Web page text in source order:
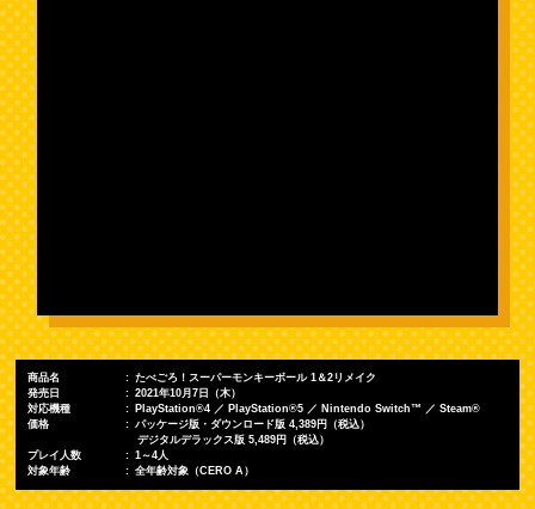
商品名
たべごろ！スーパーモンキーボール 1＆2リメイク
発売日
2021年10月7日（木）
対応機種
PlayStation®4 ／ PlayStation®5 ／ Nintendo Switch™ ／ Steam®
価格
パッケージ版・ダウンロード版 4,389円（税込）
デジタルデラックス版 5,489円（税込）
プレイ人数
1～4人
対象年齢
全年齢対象（CERO A）